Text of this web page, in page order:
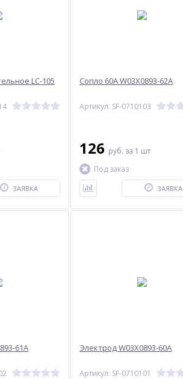
LC-105
ЗАЯВКА
Сопло 60A W03X0893-62A
Артикул: SF-0710103
126 руб. за 1 шт
Под заказ
ЗАЯВКА
61A Электрод W03X0893-60A
Артикул: SF-0710101